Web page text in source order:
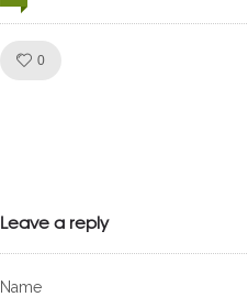
0
Leave a reply
Name